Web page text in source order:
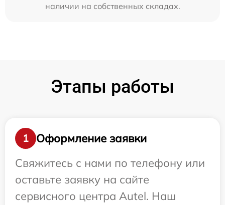
наличии на собственных складах.
Этапы работы
1
Оформление заявки
Свяжитесь с нами по телефону или
оставьте заявку на сайте
сервисного центра Autel. Наш